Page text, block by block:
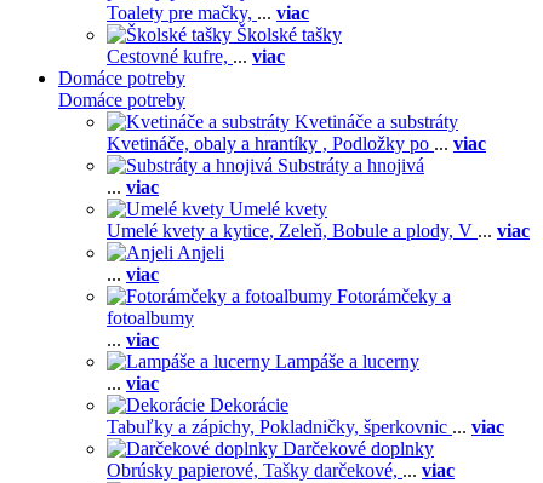
Toalety pre mačky, ... viac
Školské tašky
Cestovné kufre, ... viac
Domáce potreby
Domáce potreby
Kvetináče a substráty
Kvetináče, obaly a hrantíky , Podložky po ... viac
Substráty a hnojivá
... viac
Umelé kvety
Umelé kvety a kytice, Zeleň, Bobule a plody, V ... viac
Anjeli
... viac
Fotorámčeky a
fotoalbumy
... viac
Lampáše a lucerny
... viac
Dekorácie
Tabuľky a zápichy, Pokladničky, šperkovnic ... viac
Darčekové doplnky
Obrúsky papierové, Tašky darčekové, ... viac